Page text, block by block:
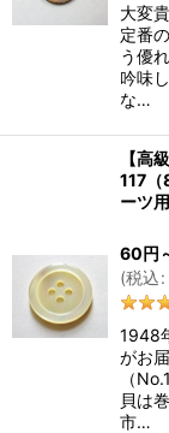
大変
定番
う優
吟味
な…
【高
117
ーツ
60円
(税込:
1948
がお
（
貝は
市…